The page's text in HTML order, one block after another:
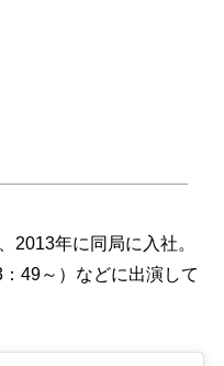
年に同局に入社。
49～）などに出演して